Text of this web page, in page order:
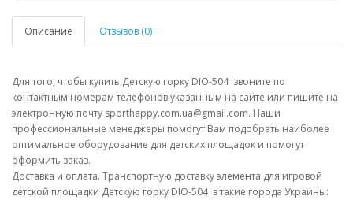
Описание Отзывов (0)
Для того, чтобы купить Детскую горку DIO-504 звоните по
контактным номерам телефонов указанным на сайте или пишите на
электронную почту sporthappy.com.ua@gmail.com. Наши
профессиональные менеджеры помогут Вам подобрать наиболее
оптимальное оборудование для детских площадок и помогут
оформить заказ.
Доставка и оплата. Транспортную доставку элемента для игровой
детской площадки Детскую горку DIO-504 в такие города Украины: